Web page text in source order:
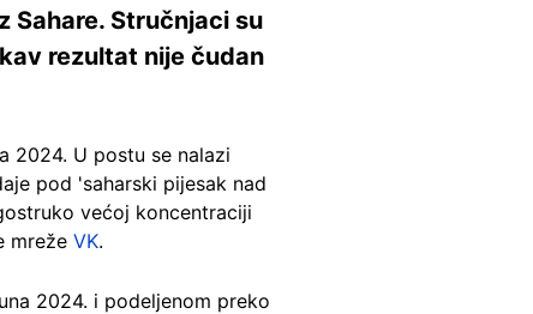
Sahare. Stručnjaci su
rezultat nije čudan
2024. U postu se nalazi
pod 'saharski pijesak nad
većoj koncentraciji
mreže VK.
2024. i podeljenom preko